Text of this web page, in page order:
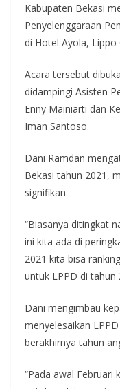
Kabupaten Bekasi
Penyelenggaraan
di Hotel Ayola, Lippo
Acara tersebut
didampingi Asisten
Enny Mainiarti dan
Iman Santoso.
Dani Ramdan
Bekasi tahun 2021,
signifikan.
“Biasanya ditingkat
ini kita ada di
2021 kita bisa
untuk LPPD di tahun
Dani mengimbau
menyelesaikan
berakhirnya tahun
“Pada awal Februari